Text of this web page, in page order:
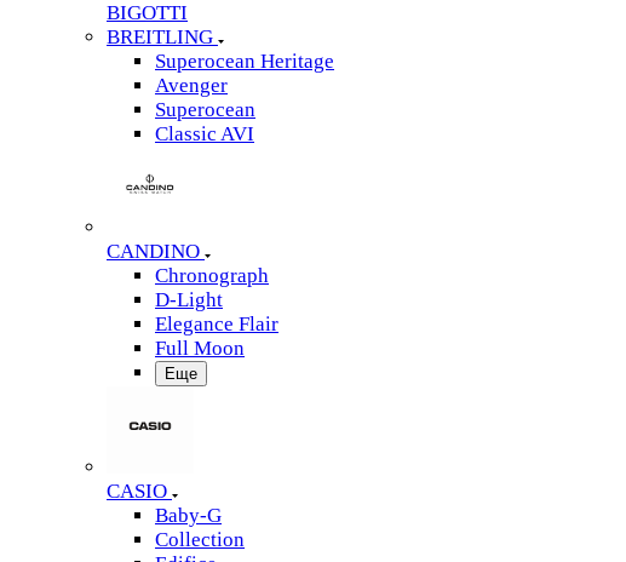
BIGOTTI
BREITLING
Superocean Heritage
Avenger
Superocean
Classic AVI
CANDINO
Chronograph
D-Light
Elegance Flair
Full Moon
Еще
CASIO
Baby-G
Collection